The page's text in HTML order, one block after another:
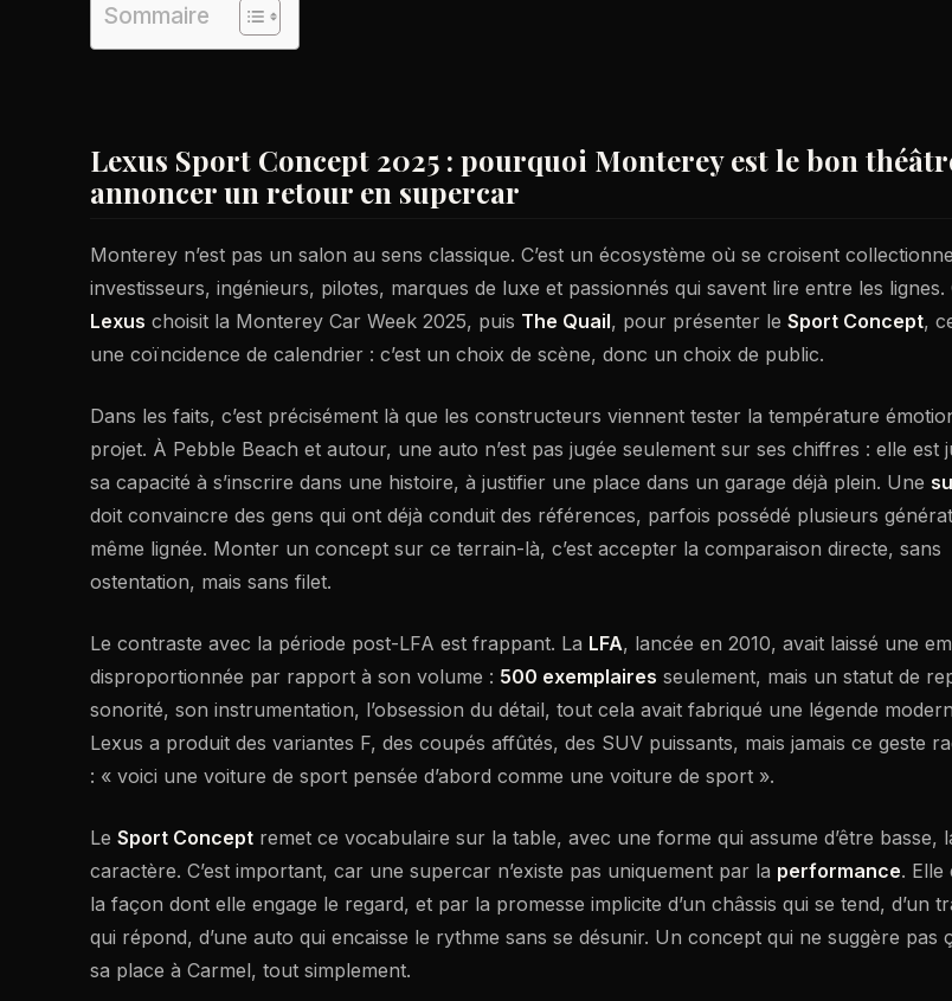
Sommaire
Lexus Sport Concept 2025 : pourquoi Monterey est le bon
annoncer un retour en supercar
Monterey n’est pas un salon au sens classique. C’est un écosystème où se croisent
investisseurs, ingénieurs, pilotes, marques de luxe et passionnés qui savent lire entre les lignes.
Lexus choisit la Monterey Car Week 2025, puis The Quail, pour présenter le Sport Concept,
une coïncidence de calendrier : c’est un choix de scène, donc un choix de public.
Dans les faits, c’est précisément là que les constructeurs viennent tester la température
projet. À Pebble Beach et autour, une auto n’est pas jugée seulement sur ses chiffres : elle est
sa capacité à s’inscrire dans une histoire, à justifier une place dans un garage déjà plein. Une
doit convaincre des gens qui ont déjà conduit des références, parfois possédé plusieurs
même lignée. Monter un concept sur ce terrain-là, c’est accepter la comparaison directe, sans
ostentation, mais sans filet.
Le contraste avec la période post-LFA est frappant. La LFA, lancée en 2010, avait laissé une
disproportionnée par rapport à son volume : 500 exemplaires seulement, mais un statut de
sonorité, son instrumentation, l’obsession du détail, tout cela avait fabriqué une légende
Lexus a produit des variantes F, des coupés affûtés, des SUV puissants, mais jamais ce geste
: « voici une voiture de sport pensée d’abord comme une voiture de sport ».
Le Sport Concept remet ce vocabulaire sur la table, avec une forme qui assume d’être basse,
caractère. C’est important, car une supercar n’existe pas uniquement par la performance. Elle
la façon dont elle engage le regard, et par la promesse implicite d’un châssis qui se tend, d’un
qui répond, d’une auto qui encaisse le rythme sans se désunir. Un concept qui ne suggère pas
sa place à Carmel, tout simplement.